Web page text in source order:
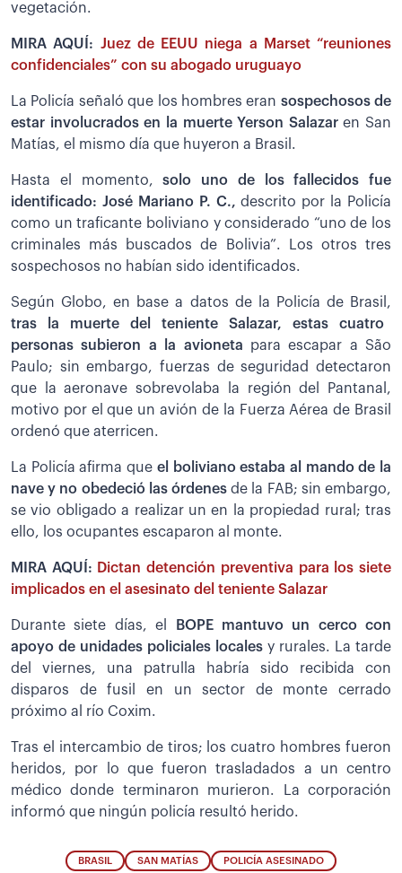
vegetación.
MIRA AQUÍ: Juez de EEUU niega a Marset “reuniones
confidenciales” con su abogado uruguayo
La Policía señaló que los hombres eran sospechosos de
estar involucrados en la muerte Yerson Salazaren San
Matías, el mismo día que huyeron a Brasil.
Hasta el momento,solo uno de los fallecidos fue
identificado: José Mariano P. C., descrito por la Policía
como un traficante boliviano y considerado “uno de los
criminales más buscados de Bolivia”. Los otros tres
sospechosos no habían sido identificados.
Según Globo, en base a datos de la Policía de Brasil,
tras la muerte del teniente Salazar, estas cuatro
personas subieron a la avioneta para escapar a São
Paulo; sin embargo, fuerzas de seguridad detectaron
que la aeronave sobrevolaba la región del Pantanal,
motivo por el que un avión de la Fuerza Aérea de Brasil
ordenó que aterricen.
La Policía afirma que el boliviano estaba al mando de la
nave y no obedeció las órdenes de la FAB; sin embargo,
se vio obligado a realizar un en la propiedad rural; tras
ello, los ocupantes escaparon al monte.
MIRA AQUÍ: Dictan detención preventiva para los siete
implicados en el asesinato del teniente Salazar
Durante siete días, el
BOPE mantuvo un cerco con
apoyo de unidades policiales locales y rurales. La tarde
del viernes, una patrulla habría sido recibida con
disparos de fusil en un sector de monte cerrado
próximo al río Coxim.
Tras el intercambio de tiros; los cuatro hombres fueron
heridos, por lo que fueron trasladados a un centro
médico donde terminaron murieron. La corporación
informó que ningún policía resultó herido.
BRASIL SAN MATÍAS POLICÍA ASESINADO